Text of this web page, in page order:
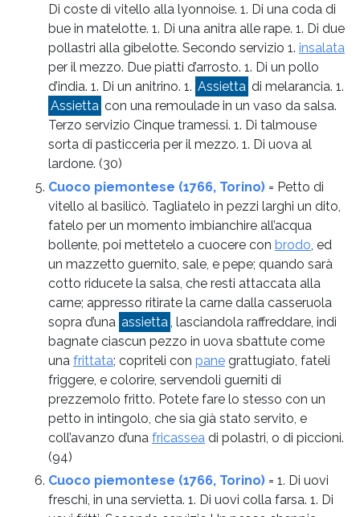
Di coste di vitello alla lyonnoise. 1. Di una coda di
bue in matelotte. 1. Di una anitra alle rape. 1. Di due
pollastri alla gibelotte. Secondo servizio 1. insalata
per il mezzo. Due piatti d’arrosto. 1. Di un pollo
d’india. 1. Di un anitrino. 1. Assietta di melarancia. 1.
Assietta con una remoulade in un vaso da salsa.
Terzo servizio Cinque tramessi. 1. Di talmouse
sorta di pasticceria per il mezzo. 1. Di uova al
lardone. (30)
Cuoco piemontese (1766, Torino) = Petto di
vitello al basilicò. Tagliatelo in pezzi larghi un dito,
fatelo per un momento imbianchire all’acqua
bollente, poi mettetelo a cuocere con brodo, ed
un mazzetto guernito, sale, e pepe; quando sarà
cotto riducete la salsa, che resti attaccata alla
carne; appresso ritirate la carne dalla casseruola
sopra d’una assietta, lasciandola raffreddare, indi
bagnate ciascun pezzo in uova sbattute come
una frittata; copriteli con pane grattugiato, fateli
friggere, e colorire, servendoli guerniti di
prezzemolo fritto. Potete fare lo stesso con un
petto in intingolo, che sia già stato servito, e
coll’avanzo d’una fricassea di polastri, o di piccioni.
(94)
Cuoco piemontese (1766, Torino) = 1. Di uovi
freschi, in una servietta. 1. Di uovi colla farsa. 1. Di